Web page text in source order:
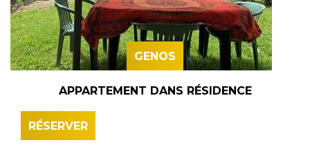
GENOS
APPARTEMENT DANS RÉSIDENCE
RÉSERVER